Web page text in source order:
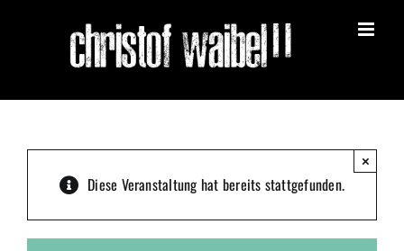
Diese Veranstaltung hat bereits stattgefunden.
×